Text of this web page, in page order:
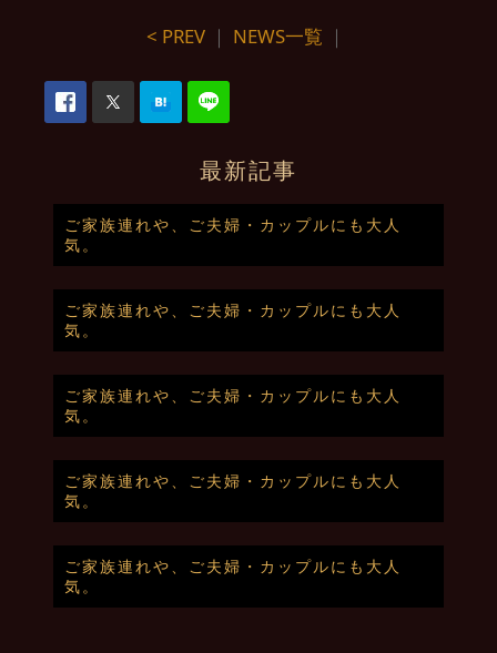
< PREV ｜ NEWS一覧 ｜
最新記事
ご家族連れや、ご夫婦・カップルにも大人
気。
ご家族連れや、ご夫婦・カップルにも大人
気。
ご家族連れや、ご夫婦・カップルにも大人
気。
ご家族連れや、ご夫婦・カップルにも大人
気。
ご家族連れや、ご夫婦・カップルにも大人
気。